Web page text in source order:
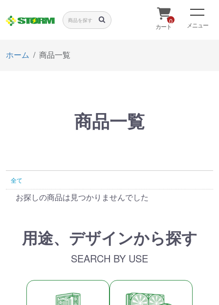
0
カート メニュー
ホーム 商品一覧
商品一覧
全て
お探しの商品は見つかりませんでした
用途、デザインから探す
SEARCH BY USE